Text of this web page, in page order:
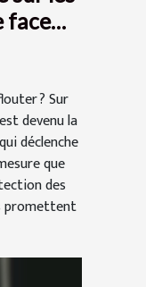
face
? Sur
devenu la
déclenche
que
des
promettent